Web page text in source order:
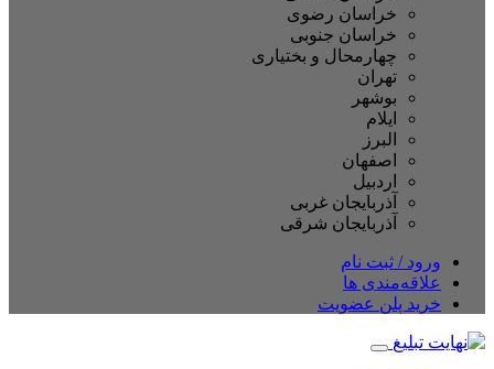
خراسان رضوی
خراسان جنوبی
چهارمحال و بختیاری
تهران
بوشهر
ایلام
البرز
اصفهان
اردبیل
آذربایجان غربی
آذربایجان شرقی
ورود / ثبت نام
علاقه‌مندی ها
خرید پلن عضویت